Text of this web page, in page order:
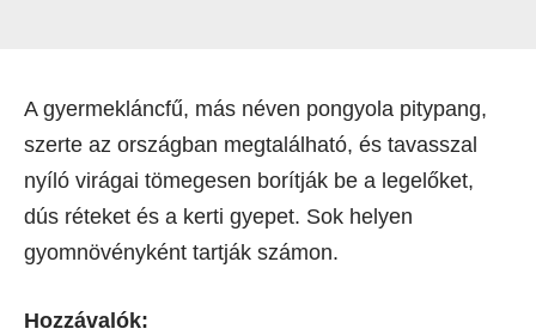
A gyermekláncfű, más néven pongyola pitypang,
szerte az országban megtalálható, és tavasszal
nyíló virágai tömegesen borítják be a legelőket,
dús réteket és a kerti gyepet. Sok helyen
gyomnövényként tartják számon.
Hozzávalók: